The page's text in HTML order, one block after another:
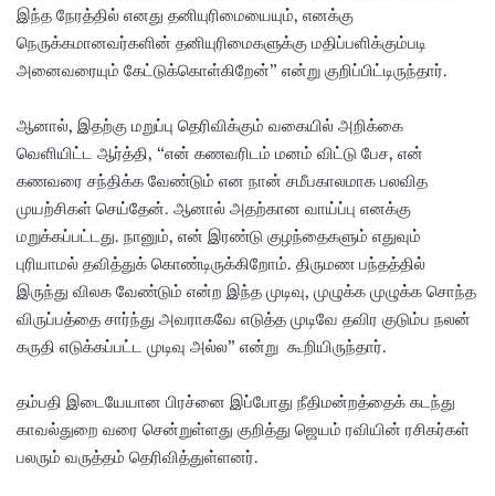
இந்த நேரத்தில் எனது தனியுரிமையையும், எனக்கு
நெருக்கமானவர்களின் தனியுரிமைகளுக்கு மதிப்பளிக்கும்படி
அனைவரையும் கேட்டுக்கொள்கிறேன்” என்று குறிப்பிட்டிருந்தார்.
ஆனால், இதற்கு மறுப்பு தெரிவிக்கும் வகையில் அறிக்கை
வெளியிட்ட ஆர்த்தி, “என் கணவரிடம் மனம் விட்டு பேச, என்
கணவரை சந்திக்க வேண்டும் என நான் சமீபகாலமாக பலவித
முயற்சிகள் செய்தேன். ஆனால் அதற்கான வாய்ப்பு எனக்கு
மறுக்கப்பட்டது. நானும், என் இரண்டு குழந்தைகளும் எதுவும்
புரியாமல் தவித்துக் கொண்டிருக்கிறோம். திருமண பந்தத்தில்
இருந்து விலக வேண்டும் என்ற இந்த முடிவு, முழுக்க முழுக்க சொந்த
விருப்பத்தை சார்ந்து அவராகவே எடுத்த முடிவே தவிர குடும்ப நலன்
கருதி எடுக்கப்பட்ட முடிவு அல்ல” என்று கூறியிருந்தார்.
தம்பதி இடையேயான பிரச்னை இப்போது நீதிமன்றத்தைக் கடந்து
காவல்துறை வரை சென்றுள்ளது குறித்து ஜெயம் ரவியின் ரசிகர்கள்
பலரும் வருத்தம் தெரிவித்துள்ளனர்.